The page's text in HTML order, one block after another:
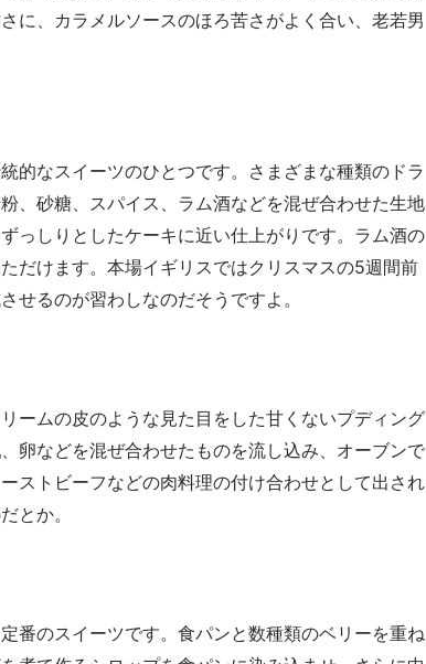
に、カラメルソースのほろ苦さがよく合い、老若男
的なスイーツのひとつです。さまざまな種類のドラ
、砂糖、スパイス、ラム酒などを混ぜ合わせた生地
っしりとしたケーキに近い仕上がりです。ラム酒の
だけます。本場イギリスではクリスマスの5週間前
せるのが習わしなのだそうですよ。
ームの皮のような見た目をした甘くないプディング
卵などを混ぜ合わせたものを流し込み、オーブンで
ストビーフなどの肉料理の付け合わせとして出され
とか。
番のスイーツです。食パンと数種類のベリーを重ね